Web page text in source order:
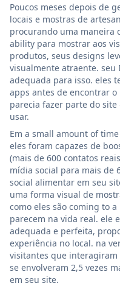
Poucos meses depois de
locais e mostras de
procurando uma maneira
ability para mostrar aos
produtos, seus designs
visualmente atraente. seu
adequada para isso. eles
apps antes de encontrar
parecia fazer parte do
usar.
Em a small amount of
eles foram capazes de
(mais de 600 contatos
mídia social para mais de
social alimentar em seu
uma forma visual de
como eles são coming to
parecem na vida real. ele
adequada e perfeita,
experiência no local. na
visitantes que interagiram
se envolveram 2,5 vezes
em seu site.